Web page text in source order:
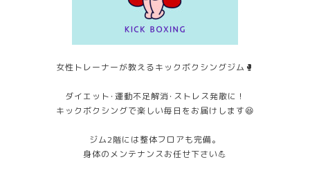
女性トレーナーが教えるキックボクシングジム🥊
ダイエット･運動不足解消･ストレス発散に！
キックボクシングで楽しい毎日をお届けします😆
ジム2階には整体フロアも完備。
身体のメンテナンスお任せ下さい💪